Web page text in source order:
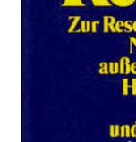
Verlag: